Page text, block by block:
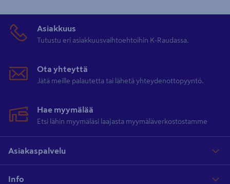
Asiakkuus
Tutustu eri asiakkuusvaihtoehtoihin K-Raudassa.
Ota yhteyttä
Jätä meille palautetta tai lähetä yhteydenottopyyntö.
Hae myymälää
Etsi lähin myymäläsi laajasta myymäläverkostostamme
Asiakaspalvelu
Info